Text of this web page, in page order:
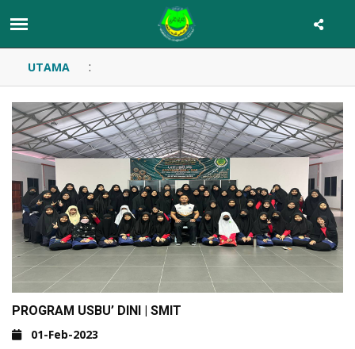
UTAMA :
PROGRAM USBU’ DINI | SMIT
01-Feb-2023